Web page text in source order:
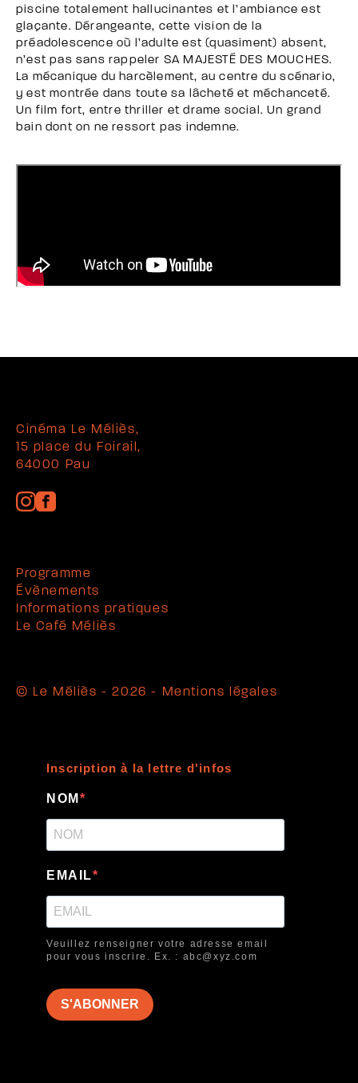
piscine totalement hallucinantes et l’ambiance est
glaçante. Dérangeante, cette vision de la
préadolescence où l’adulte est (quasiment) absent,
n’est pas sans rappeler SA MAJESTÉ DES MOUCHES.
La mécanique du harcèlement, au centre du scénario,
y est montrée dans toute sa lâcheté et méchanceté.
Un film fort, entre thriller et drame social. Un grand
bain dont on ne ressort pas indemne.
Cinéma Le Méliès,
15 place du Foirail,
64000 Pau
Programme
Évènements
Informations pratiques
Le Café Méliès
© Le Méliès - 2026 - Mentions légales
Inscription à la lettre d'infos
NOM
EMAIL
Veuillez renseigner votre adresse email
pour vous inscrire. Ex. : abc@xyz.com
S'ABONNER